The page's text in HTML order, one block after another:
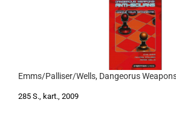
Emms/Palliser/Wells, Dangeorus
285 S., kart., 2009